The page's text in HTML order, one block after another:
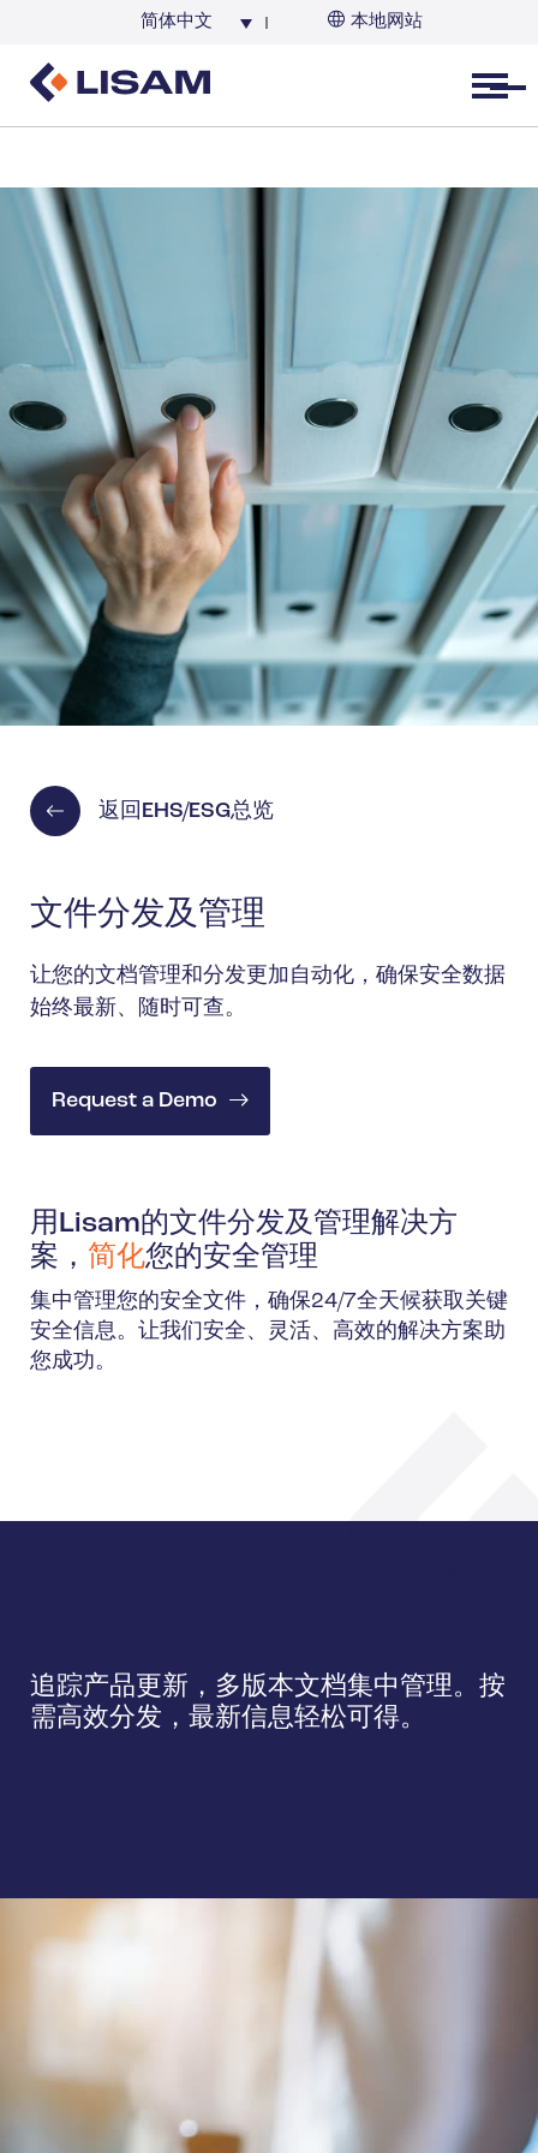
简体中文 本地网站
Open menu
返回EHS/ESG总览
文件分发及管理
让您的文档管理和分发更加自动化，确保安全数据
始终最新、随时可查。
Request a Demo
用Lisam的文件分发及管理解决方
案， 简化您的安全管理
集中管理您的安全文件，确保24/7全天候获取关键
安全信息。让我们安全、灵活、高效的解决方案助
您成功。
追踪产品更新，多版本文档集中管理。按
需高效分发，最新信息轻松可得。